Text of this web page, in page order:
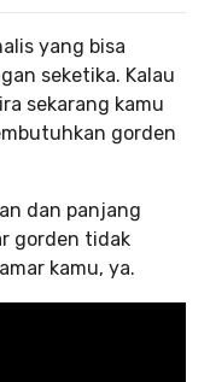
yang bisa
seketika. Kalau
sekarang kamu
gorden
dan panjang
gorden tidak
kamu, ya.